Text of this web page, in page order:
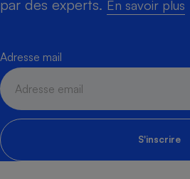
par des experts. En savoir plus
Adresse mail
S'inscrire